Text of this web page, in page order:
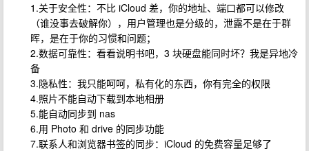
1.关于安全性：不比 iCloud 差，你的地址、端口都可以修改
（谁没事去破解你），用户管理也是分级的，泄露不是在于群
晖，是在于你的习惯和问题；
2.数据可靠性：看看说明书吧，3 块硬盘能同时坏？我是异地冷
备
3.隐私性：我只能呵呵，私有化的东西，你有完全的权限
4.照片不能自动下载到本地相册
5.能自动同步到 nas
6.用 Photo 和 drive 的同步功能
7.联系人和浏览器书签的同步：iCloud 的免费容量足够了